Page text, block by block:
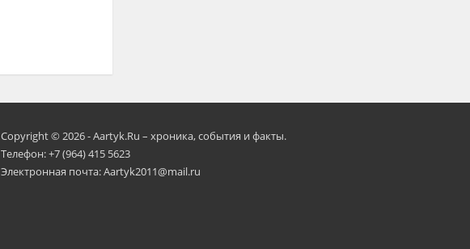
Copyright © 2026 - Aartyk.Ru – хроника, события и факты.
Телефон: +7 (964) 415 5623
Электронная почта: Aartyk2011@mail.ru